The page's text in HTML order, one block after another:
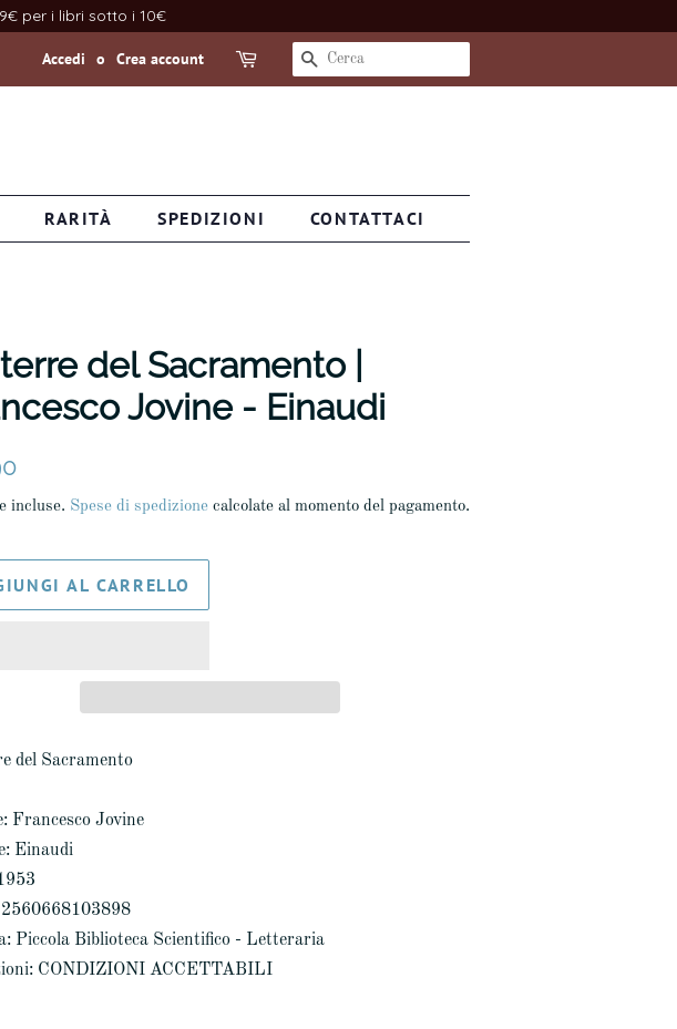
per i libri sotto i 10€
Accedi o Crea account CERCA
RARITÀ SPEDIZIONI CONTATTACI
del Sacramento |
Jovine - Einaudi
incluse. Spese di spedizione calcolate al momento del pagamento.
AL CARRELLO
del Sacramento
Francesco Jovine
Einaudi
Piccola Biblioteca Scientifico - Letteraria
CONDIZIONI ACCETTABILI